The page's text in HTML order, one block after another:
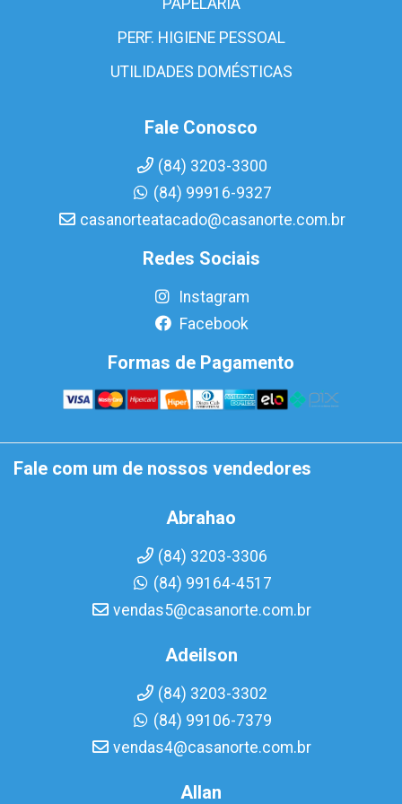
PAPELARIA
PERF. HIGIENE PESSOAL
UTILIDADES DOMÉSTICAS
Fale Conosco
(84) 3203-3300
(84) 99916-9327
casanorteatacado@casanorte.com.br
Redes Sociais
Instagram
Facebook
Formas de Pagamento
Fale com um de nossos vendedores
Abrahao
(84) 3203-3306
(84) 99164-4517
vendas5@casanorte.com.br
Adeilson
(84) 3203-3302
(84) 99106-7379
vendas4@casanorte.com.br
Allan